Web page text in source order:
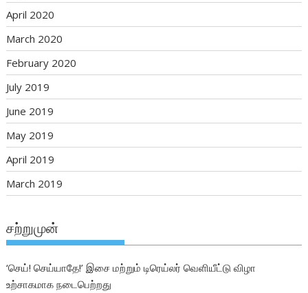
April 2020
March 2020
February 2020
July 2019
June 2019
May 2019
April 2019
March 2019
சற்றுமுன்
‘செய்! செய்யாதே!’ இசை மற்றும் டிரெய்லர் வெளியீட்டு விழா
உற்சாகமாக நடைபெற்றது